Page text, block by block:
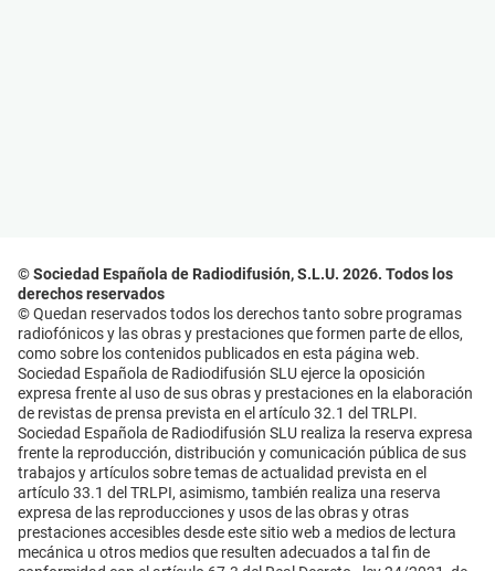
© Sociedad Española de Radiodifusión, S.L.U. 2026. Todos los
derechos reservados
© Quedan reservados todos los derechos tanto sobre programas
radiofónicos y las obras y prestaciones que formen parte de ellos,
como sobre los contenidos publicados en esta página web.
Sociedad Española de Radiodifusión SLU ejerce la oposición
expresa frente al uso de sus obras y prestaciones en la elaboración
de revistas de prensa prevista en el artículo 32.1 del TRLPI.
Sociedad Española de Radiodifusión SLU realiza la reserva expresa
frente la reproducción, distribución y comunicación pública de sus
trabajos y artículos sobre temas de actualidad prevista en el
artículo 33.1 del TRLPI, asimismo, también realiza una reserva
expresa de las reproducciones y usos de las obras y otras
prestaciones accesibles desde este sitio web a medios de lectura
mecánica u otros medios que resulten adecuados a tal fin de